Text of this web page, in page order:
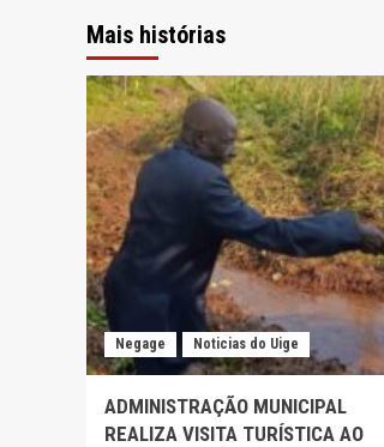
Mais histórias
Negage Noticias do Uige
ADMINISTRAÇÃO MUNICIPAL
REALIZA VISITA TURÍSTICA AO